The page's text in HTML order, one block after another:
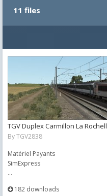
11 files
TGV Duplex Carmillon La
ByTGV2838
Matériel Payants
SimExpress
...
182 downloads